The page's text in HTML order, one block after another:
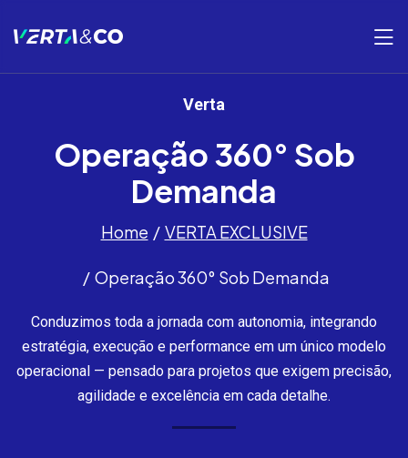
Verta
Operação 360° Sob
Demanda
Home VERTA EXCLUSIVE
Operação 360° Sob Demanda
Conduzimos toda a jornada com autonomia, integrando
estratégia, execução e performance em um único modelo
operacional — pensado para projetos que exigem precisão,
agilidade e excelência em cada detalhe.